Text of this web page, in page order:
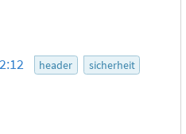
header sicherheit